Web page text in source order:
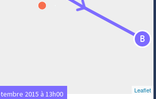
B
Leaflet
2015 à 13h00